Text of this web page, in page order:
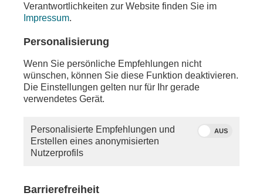
Verantwortlichkeiten zur Website finden Sie im
Impressum.
Personalisierung
Wenn Sie persönliche Empfehlungen nicht
wünschen, können Sie diese Funktion deaktivieren.
Die Einstellungen gelten nur für Ihr gerade
verwendetes Gerät.
Personalisierte Empfehlungen und
Erstellen eines anonymisierten
Nutzerprofils
AUS
Barrierefreiheit